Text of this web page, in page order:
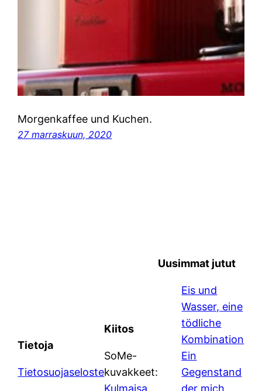
Morgenkaffee und Kuchen.
27 marraskuun, 2020
Tietoja
Tietosuojaseloste
Kiitos
SoMe-
kuvakkeet:
Uusimmat jutut
Eis und
Wasser, eine
tödliche
Kombination
Ein
Gegenstand